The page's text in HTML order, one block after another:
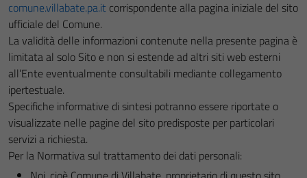
comune.villabate.pa.it corrispondente alla pagina iniziale del sito
ufficiale del Comune.
La validità delle informazioni contenute nella presente pagina è
limitata al solo Sito e non si estende ad altri siti web esterni
all’Ente eventualmente consultabili mediante collegamento
ipertestuale.
Specifiche informative di sintesi potranno essere riportate o
visualizzate nelle pagine del sito predisposte per particolari
servizi a richiesta.
Per la Normativa sul trattamento dei dati personali: